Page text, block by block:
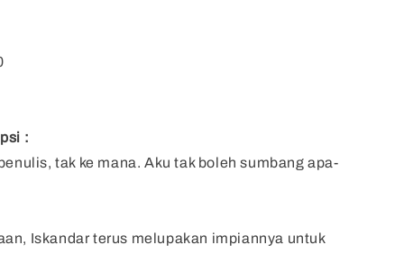
:
tak ke mana. Aku tak boleh sumbang apa-
Iskandar terus melupakan impiannya untuk